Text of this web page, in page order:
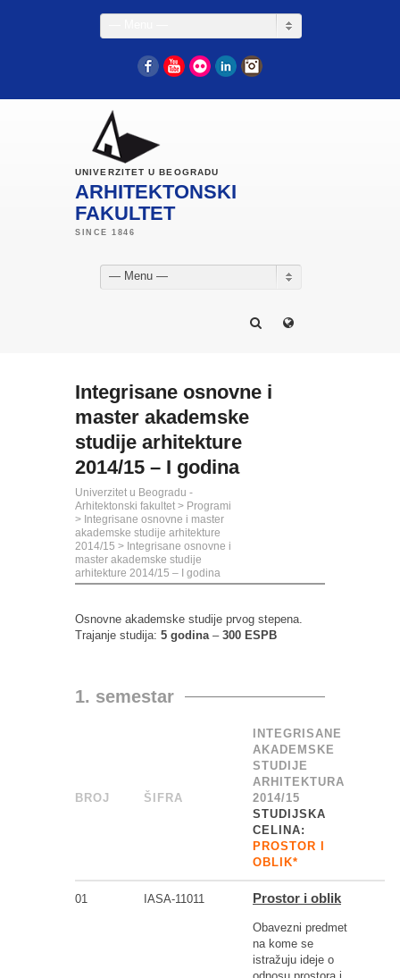
FacebookYouTube
Flickr LinkedIn
UNIVERZITET U BEOGRADU
ARHITEKTONSKI
FAKULTET
— Menu —
Integrisane osnovne i
master akademske
studije arhitekture
2014/15 – I godina
Univerzitet u Beogradu -
Arhitektonski fakultet > Programi
> Integrisane osnovne i master
akademske studije arhitekture
2014/15 > Integrisane osnovne i
master akademske studije
arhitekture 2014/15 – I godina
Osnovne akademske studije prvog stepena.
Trajanje studija: 5 godina– 300 ESPB
1. semestar
BROJ ŠIFRA
INTEGRISANE
AKADEMSKE
STUDIJE
ARHITEKTURA
2014/15
STUDIJSKA
CELINA:
PROSTOR I
OBLIK*
01 IASA-11011 Prostor i oblik
Obavezni predmet
na kome se
istražuju ideje o